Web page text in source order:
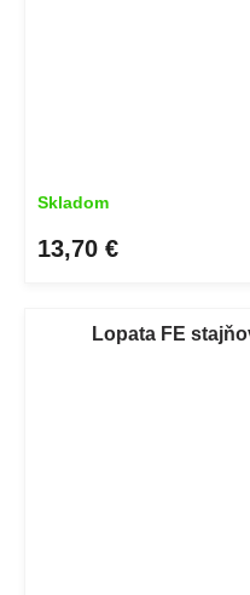
Skladom
13,70 €
Lopata FE